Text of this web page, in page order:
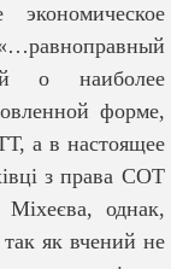
о наиболее
форме,
а в настоящее
з права СОТ
однак,
як вчений не